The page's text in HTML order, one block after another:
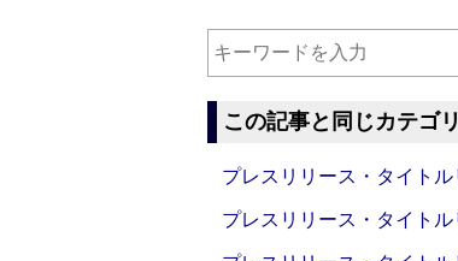
この記事と同じカテゴ
プレスリリース・タイト
プレスリリース・タイト